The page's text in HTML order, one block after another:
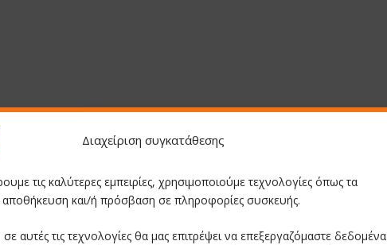
Διαχείριση συγκατάθεσης
τις καλύτερες εμπειρίες, χρησιμοποιούμε τεχνολογίες όπως τα
αποθήκευση και/ή πρόσβαση σε πληροφορίες συσκευής.
αυτές τις τεχνολογίες θα μας επιτρέψει να επεξεργαζόμαστε δεδομένα